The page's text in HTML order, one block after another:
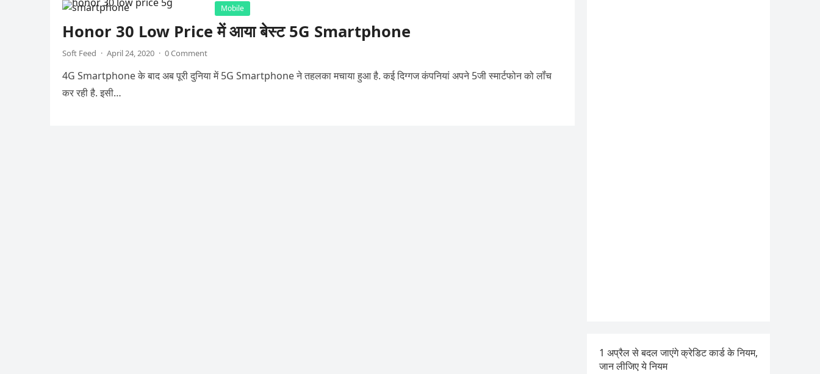
Mobile
Honor 30 Low Price में आया बेस्ट 5G Smartphone
Soft Feed · April 24, 2020 · 0 Comment
4G Smartphone के बाद अब पूरी दुनिया में 5G Smartphone ने तहलका मचाया हुआ है. कई दिग्गज कंपनियां अपने 5जी स्मार्टफोन को लॉंच
कर रही है. इसी…
1 अप्रैल से बदल जाएंगे क्रेडिट कार्ड के नियम,
जान लीजिए ये नियम